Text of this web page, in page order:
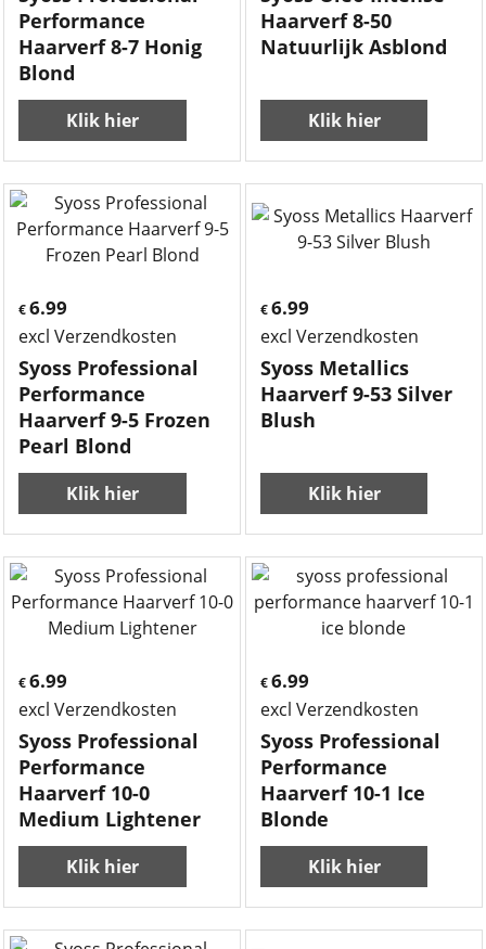
Performance
Haarverf 8-7 Honig
Blond
Klik hier
Haarverf 8-50
Natuurlijk Asblond
Klik hier
€ 6.99
excl Verzendkosten
Syoss Professional
Performance
Haarverf 9-5 Frozen
Pearl Blond
Klik hier
€6.99
excl Verzendkosten
Syoss Metallics
Haarverf 9-53 Silver
Blush
Klik hier
€ 6.99
excl Verzendkosten
Syoss Professional
Performance
Haarverf 10-0
Medium Lightener
Klik hier
€6.99
excl Verzendkosten
Syoss Professional
Performance
Haarverf 10-1 Ice
Blonde
Klik hier